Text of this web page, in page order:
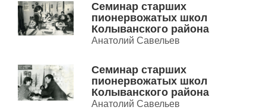
животноводства
Семинар старших
пионервожатых школ
Колыванского района
Анатолий Савельев
Семинар старших
пионервожатых школ
Колыванского района
Анатолий Савельев